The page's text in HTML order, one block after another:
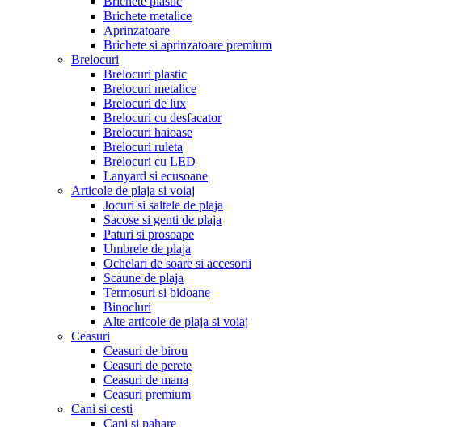
Brichete metalice
Aprinzatoare
Brichete si aprinzatoare premium
Brelocuri
Brelocuri plastic
Brelocuri metalice
Brelocuri de lux
Brelocuri cu desfacator
Brelocuri haioase
Brelocuri ruleta
Brelocuri cu LED
Lanyard si ecusoane
Articole de plaja si voiaj
Jocuri si saltele de plaja
Sacose si genti de plaja
Paturi si prosoape
Umbrele de plaja
Ochelari de soare si accesorii
Scaune de plaja
Termosuri si bidoane
Binocluri
Alte articole de plaja si voiaj
Ceasuri
Ceasuri de birou
Ceasuri de perete
Ceasuri de mana
Ceasuri premium
Cani si cesti
Cani si pahare